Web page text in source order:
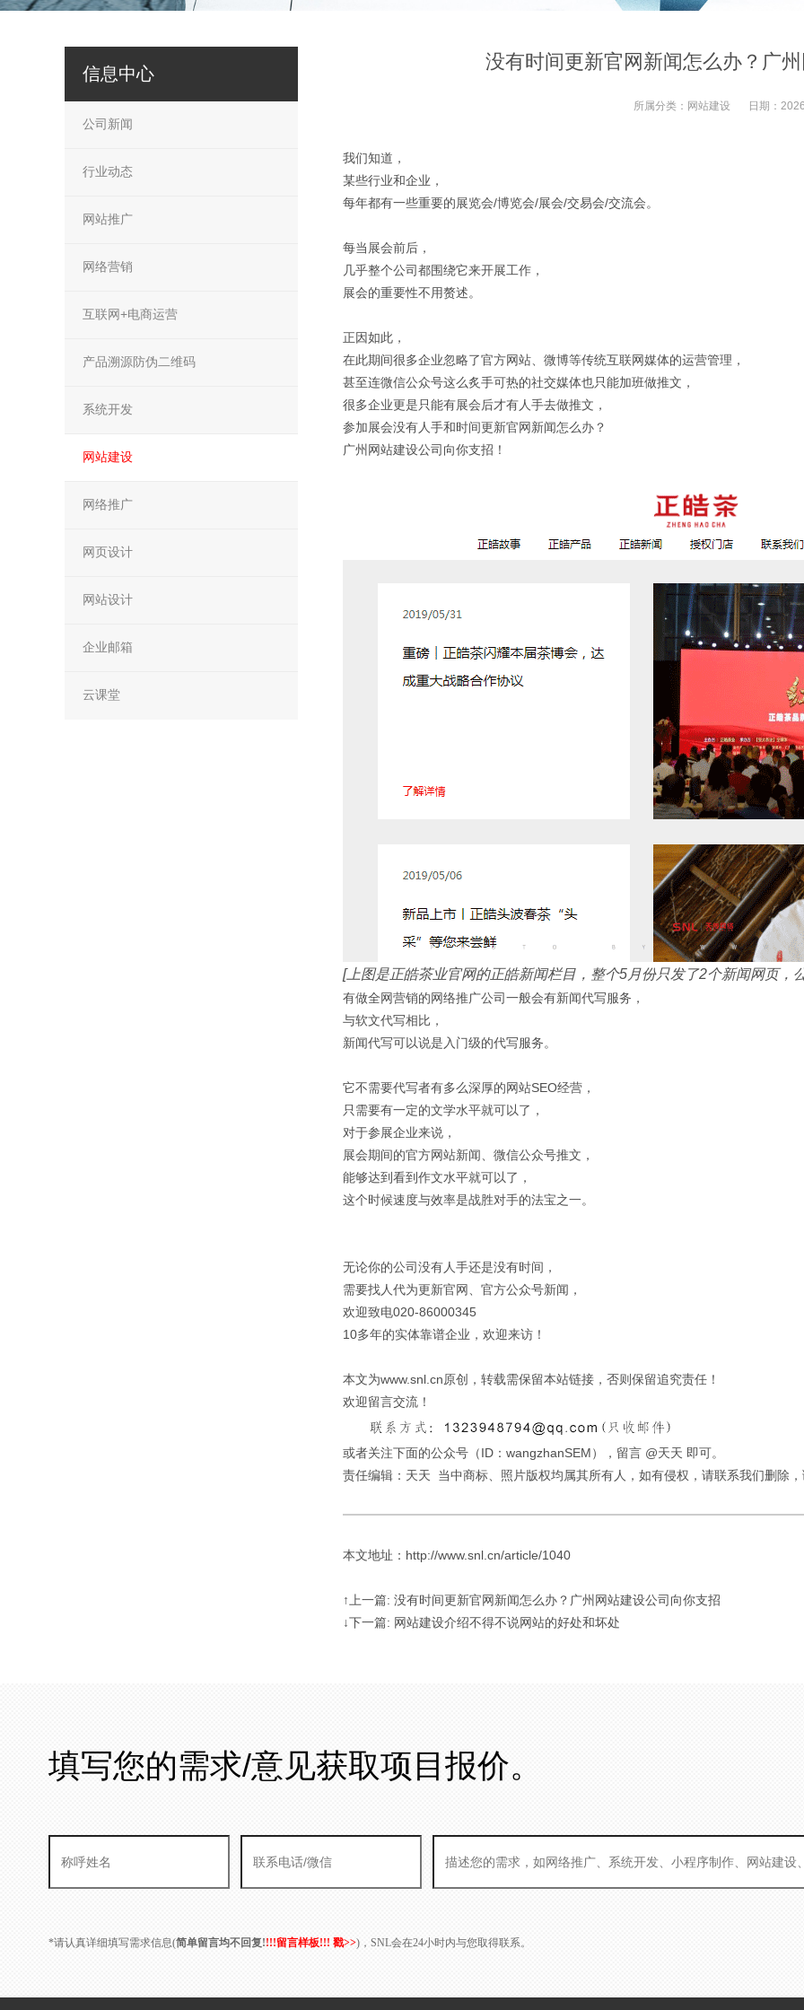
没有时间更新官网新闻怎么办？广
所属分类： 网站建设 日期：
我们知道，
某些行业和企业，
每年都有一些重要的展览会/博览会/展会/交易会/交流会。
每当展会前后，
几乎整个公司都围绕它来开展工作，
展会的重要性不用赘述。
正因如此，
在此期间很多企业忽略了官方网站、微博等传统互联网媒体的运营管理，
甚至连微信公众号这么炙手可热的社交媒体也只能加班做推文，
很多企业更是只能有展会后才有人手去做推文，
参加展会没有人手和时间更新官网新闻怎么办？
广州网站建设公司向你支招！
[上图是正皓茶业官网的正皓新闻栏目，整个5月份只发了2个新闻网页，
有做全网营销的网络推广公司一般会有新闻代写服务，
与软文代写相比，
新闻代写可以说是入门级的代写服务。
它不需要代写者有多么深厚的网站SEO经营，
只需要有一定的文学水平就可以了，
对于参展企业来说，
展会期间的官方网站新闻、微信公众号推文，
能够达到看到作文水平就可以了，
这个时候速度与效率是战胜对手的法宝之一。
无论你的公司没有人手还是没有时间，
需要找人代为更新官网、官方公众号新闻，
欢迎致电020-86000345
10多年的实体靠谱企业，欢迎来访！
本文为www.snl.cn原创，转载需保留本站链接，否则保留追究责任！
欢迎留言交流！
或者关注下面的公众号（ID：wangzhanSEM），留言 @天天 即可。
责任编辑：天天 当中商标、照片版权均属其所有人，如有侵权，请联系我们删除
本文地址：http://www.snl.cn/article/1040
↑上一篇: 没有时间更新官网新闻怎么办？广州网站建设公司向你支招
↓下一篇: 网站建设介绍不得不说网站的好处和坏处
信息中心
公司新闻
行业动态
网站推广
网络营销
互联网+电商运营
产品溯源防伪二维码
系统开发
网站建设
网络推广
网页设计
网站设计
企业邮箱
云课堂
填写您的需求/意见获取项目报价。
*请认真详细填写需求信息(简单留言均不回复!!!!留言样板!!! 戳>>)，SNL会在24小时内与您取得联系。